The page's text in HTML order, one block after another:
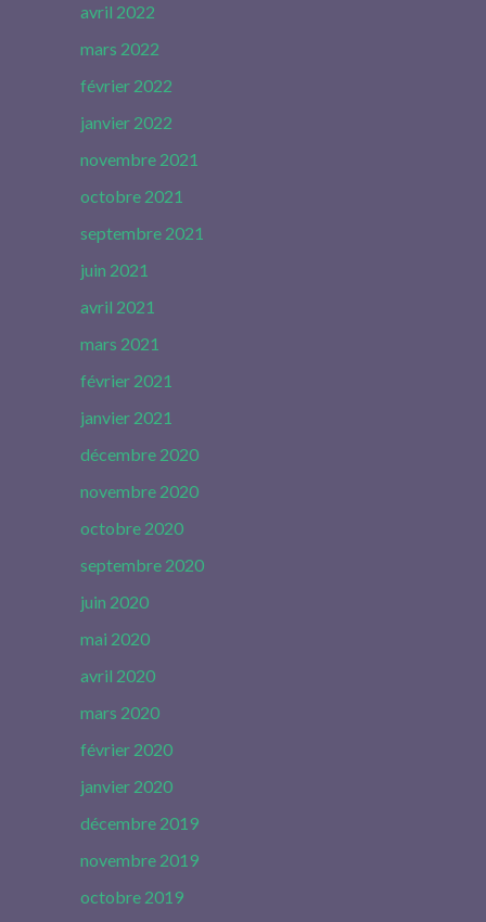
avril 2022
mars 2022
février 2022
janvier 2022
novembre 2021
octobre 2021
septembre 2021
juin 2021
avril 2021
mars 2021
février 2021
janvier 2021
décembre 2020
novembre 2020
octobre 2020
septembre 2020
juin 2020
mai 2020
avril 2020
mars 2020
février 2020
janvier 2020
décembre 2019
novembre 2019
octobre 2019